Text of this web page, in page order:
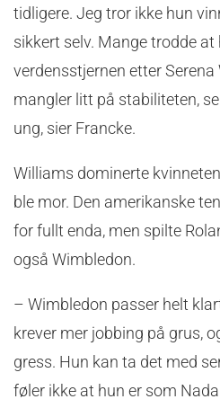
tidligere. Jeg tror ikke hun
sikkert selv. Mange trodde at
verdensstjernen etter
mangler litt på stabiliteten,
ung, sier Francke.
Williams dominerte
ble mor. Den amerikanske
for fullt enda, men spilte
også Wimbledon.
– Wimbledon passer helt
krever mer jobbing på grus,
gress. Hun kan ta det med
føler ikke at hun er som